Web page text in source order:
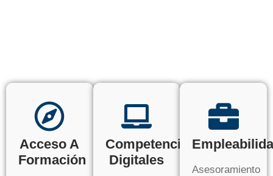
Acceso A
Formación
Competencias
Digitales
Asesoramiento